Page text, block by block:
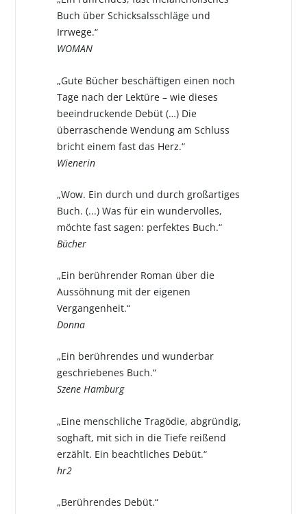
Buch über Schicksalsschläge und
Irrwege.“
WOMAN
„Gute Bücher beschäftigen einen noch
Tage nach der Lektüre – wie dieses
beeindruckende Debüt (…) Die
überraschende Wendung am Schluss
bricht einem fast das Herz.“
Wienerin
„Wow. Ein durch und durch großartiges
Buch. (...) Was für ein wundervolles,
möchte fast sagen: perfektes Buch.“
Bücher
„Ein berührender Roman über die
Aussöhnung mit der eigenen
Vergangenheit.“
Donna
„Ein berührendes und wunderbar
geschriebenes Buch.“
Szene Hamburg
„Eine menschliche Tragödie, abgründig,
soghaft, mit sich in die Tiefe reißend
erzählt. Ein beachtliches Debüt.“
hr2
„Berührendes Debüt.“